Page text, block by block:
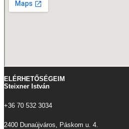
ELÉRHETŐSÉGEIM
Steixner István
+36 70 532 3034
2400 Dunaújváros, Páskom u. 4.